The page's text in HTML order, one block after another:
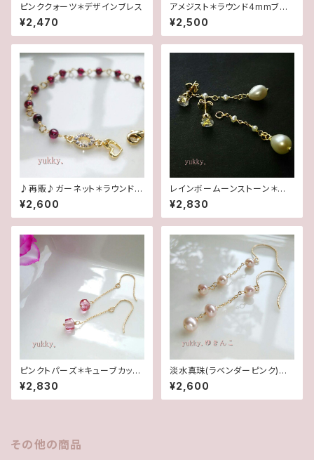
ピンククォーツ＊デザインブレス
¥2,470
アメジスト＊ラウンド4mmブレ
スレット
¥2,500
♪再販♪ガーネット＊ラウンド4
mmブレスレット
¥2,600
レインボームーンストーン＊淡
水2wayポストピアス14kgf
¥2,830
ピンクトパーズ＊キューブカット1
4Kgfピアス
¥2,830
淡水真珠(ラベンダーピンク)＊
グリッターピアス(14Kgf)
¥2,600
その他の商品